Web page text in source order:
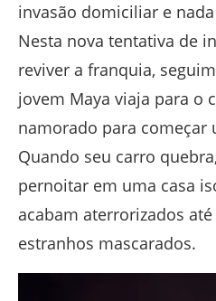
invasão domiciliar e
Nesta nova tentativa de
reviver a franquia,
jovem Maya viaja para o
namorado para começar
Quando seu carro
pernoitar em uma casa
acabam aterrorizados
estranhos mascarados.